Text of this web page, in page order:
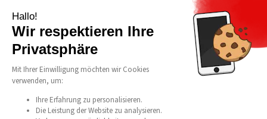
Kundenservice
media-markt-refurbished@recommerce.com
Montag-Freitag 08:00-17:00